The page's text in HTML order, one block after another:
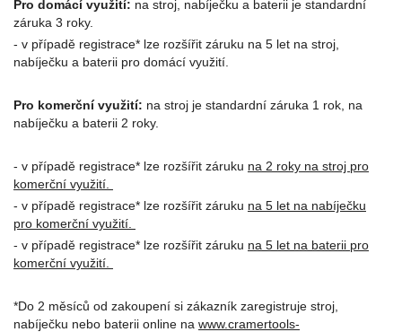
Pro domácí využití: na stroj, nabíječku a baterii je standardní
záruka 3 roky.
- v případě registrace* lze rozšířit záruku na 5 let na stroj,
nabíječku a baterii pro domácí využití.
Pro komerční využití: na stroj je standardní záruka 1 rok, na
nabíječku a baterii 2 roky.
- v případě registrace* lze rozšířit záruku na 2 roky na stroj pro
komerční využití.
- v případě registrace* lze rozšířit záruku na 5 let na nabíječku
pro komerční využití.
- v případě registrace* lze rozšířit záruku na 5 let na baterii pro
komerční využití.
*Do 2 měsíců od zakoupení si zákazník zaregistruje stroj,
nabíječku nebo baterii online na www.cramertools-